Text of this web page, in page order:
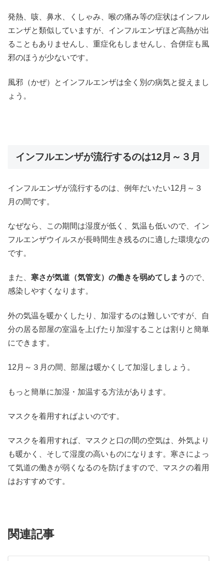
発熱、咳、鼻水、くしゃみ、喉の痛み等の症状はインフル
エンザと類似していますが、インフルエンザほど高熱が出
ることもありませんし、重症化もしませんし、合併症も風
邪のほうが少ないです。
風邪（かぜ）とインフルエンザは全く別の病気と捉えまし
ょう。
インフルエンザが流行するのは12月～３月
インフルエンザが流行するのは、例年だいたい12月～３
月の間です。
なぜなら、この期間は湿度が低く、気温も低いので、イン
フルエンザウイルスが長時間生き残るのに適した環境なの
です。
また、 寒さが気道（気管支）の働きを弱めてしまうので、
感染しやすくなります。
外の気温を暖かくしたり、加湿するのは難しいですが、自
分の居る部屋の室温を上げたり加湿することは割りと簡単
にできます。
12月～３月の間、部屋は暖かくして加湿しましょう。
もっと簡単に加湿・加温する方法があります。
マスクを着用すればよいのです。
マスクを着用すれば、マスクと口の間の空気は、外気より
も暖かく、そして湿度の高いものになります。寒さによっ
て気道の働きが弱くなるのを防げますので、マスクの着用
はおすすめです。
関連記事